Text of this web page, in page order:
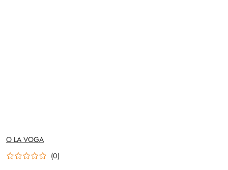
NAZWA
PRODUCENTA:
O LA VOGA
(0)